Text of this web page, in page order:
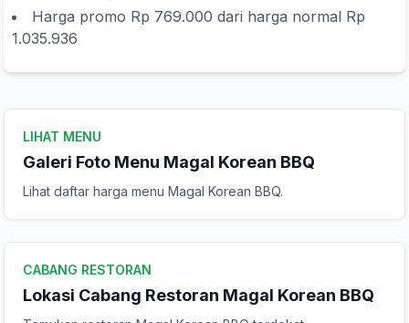
Harga promo Rp 769.000 dari harga normal Rp
1.035.936
LIHAT MENU
Galeri Foto Menu Magal Korean BBQ
Lihat daftar harga menu Magal Korean BBQ.
CABANG RESTORAN
Lokasi Cabang Restoran Magal Korean BBQ